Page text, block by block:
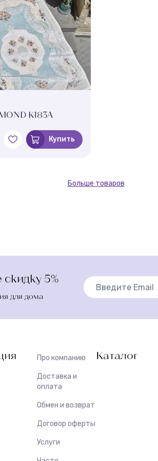
K183A
Купить
Больше товаров
5%
для дома
Про компанию
Доставка и
оплата
Обмен и возврат
Договор оферты
Услуги
Каталог